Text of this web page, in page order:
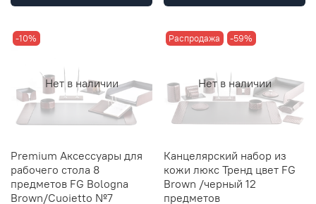
Нет в наличии
-10%
Premium Аксессуары для
рабочего стола 8
предметов FG Bologna
Brown/Cuoietto №7
Нет в наличии
Распродажа -59%
Канцелярский набор из
кожи люкс Тренд цвет FG
Brown /черный 12
предметов